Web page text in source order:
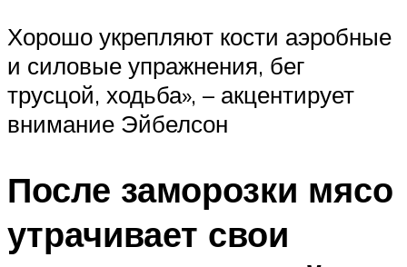
Хорошо укрепляют кости аэробные
и силовые упражнения, бег
трусцой, ходьба», – акцентирует
внимание Эйбелсон
После заморозки мясо
утрачивает свои